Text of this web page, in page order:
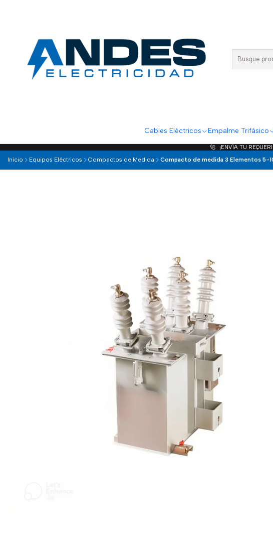
Cables Eléctricos Empalme Trifásico
¡ENVÍA TU
Inicio
Equipos Eléctricos Compactos de Medida Compacto de medida 3 Elementos 5-